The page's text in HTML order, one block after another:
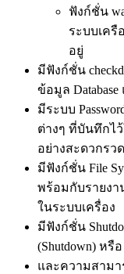
ฟังก์ชั่น
ระบบเครื
อยู่
มีฟังก์ชั่น
ข้อมูล
มีระบบ
ต่างๆ ที่บันทึกไ
อย่างสะดวกรวด
มีฟังก์ชั่น File
พร้อมกับรายงา
ในระบบเครื่อง
มีฟังก์ชั่น
(Shutdown) หรื
และความสาม